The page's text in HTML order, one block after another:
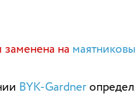
заменена на
BYK-Gardner